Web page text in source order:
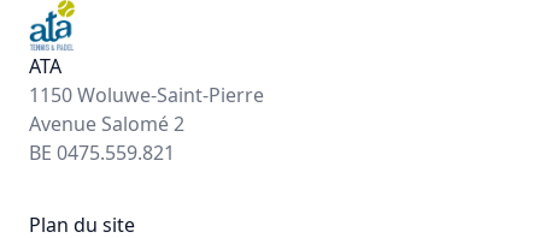
ATA
1150 Woluwe-Saint-Pierre
Avenue Salomé 2
BE 0475.559.821
Plan du site